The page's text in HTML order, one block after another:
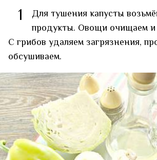
1
Для тушения капусты
продукты. Овощи очищаем и
С грибов удаляем загрязнения,
обсушиваем.